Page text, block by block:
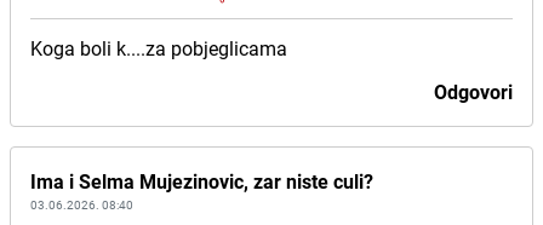
Koga boli k....za pobjeglicama
Odgovori
Ima i Selma Mujezinovic, zar niste culi?
03.06.2026. 08:40